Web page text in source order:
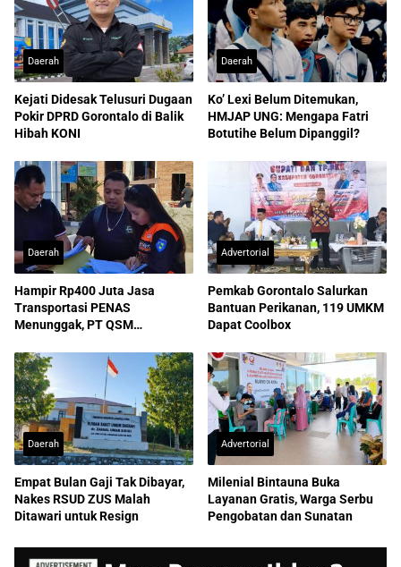
Daerah
Kejati Didesak Telusuri Dugaan
Pokir DPRD Gorontalo di Balik
Hibah KONI
Daerah
Ko’ Lexi Belum Ditemukan,
HMJAP UNG: Mengapa Fatri
Botutihe Belum Dipanggil?
Daerah
Hampir Rp400 Juta Jasa
Transportasi PENAS
Menunggak, PT QSM
Advertorial
Pemkab Gorontalo Salurkan
Bantuan Perikanan, 119 UMKM
Dapat Coolbox
Daerah
Empat Bulan Gaji Tak Dibayar,
Nakes RSUD ZUS Malah
Ditawari untuk Resign
Advertorial
Milenial Bintauna Buka
Layanan Gratis, Warga Serbu
Pengobatan dan Sunatan